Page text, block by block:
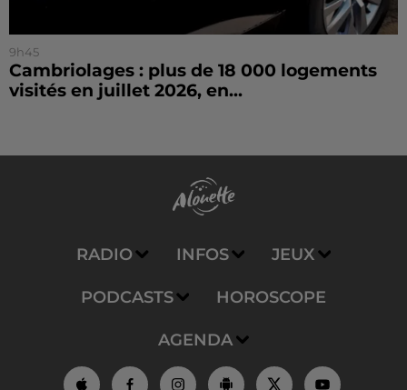
9h45
Cambriolages : plus de 18 000 logements
visités en juillet 2026, en...
RADIO INFOS JEUX
PODCASTS HOROSCOPE
AGENDA